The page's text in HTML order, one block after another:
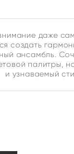
даже
создать
ансамбль.
палитры,
и узнаваемый